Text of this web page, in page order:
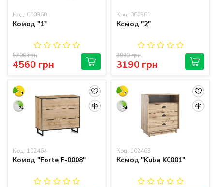
Код: 000360
Комод "1"
4560 грн
5700 грн
Код: 000361
Комод "2"
3190 грн
3990 грн
1
24
Код: 102464
Комод "Forte F-0008"
1
24
Код: 102463
Комод "Kuba K0001"